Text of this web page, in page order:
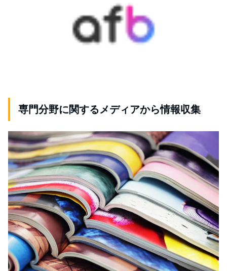
専門分野に関するメディアから情報収集